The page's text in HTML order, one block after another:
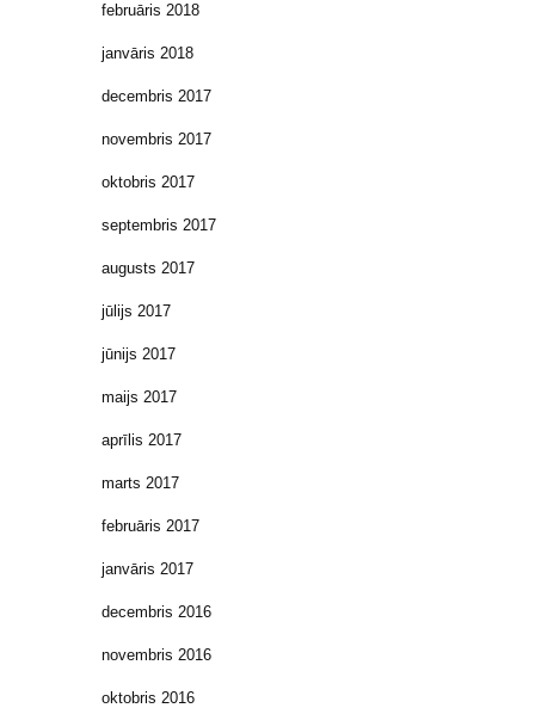
februāris 2018
janvāris 2018
decembris 2017
novembris 2017
oktobris 2017
septembris 2017
augusts 2017
jūlijs 2017
jūnijs 2017
maijs 2017
aprīlis 2017
marts 2017
februāris 2017
janvāris 2017
decembris 2016
novembris 2016
oktobris 2016